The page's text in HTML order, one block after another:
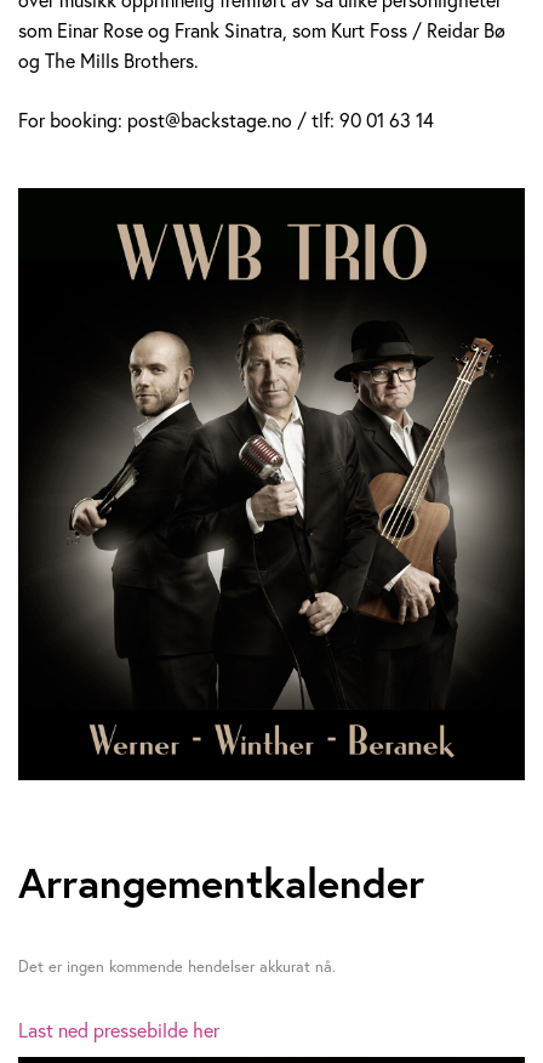
som Einar Rose og Frank Sinatra, som Kurt Foss / Reidar Bø
og The Mills Brothers.
For booking: post@backstage.no / tlf: 90 01 63 14
Arrangementkalender
Det er ingen kommende hendelser akkurat nå.
Last ned pressebilde her